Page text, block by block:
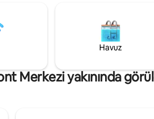
ve alışveriş
kısa bir yürüyüş
En fazla iki misafire izin
kabul edilmez. Lütfen
İstasyonu,
ve Rogers
Havuz
Merkezi yakınında